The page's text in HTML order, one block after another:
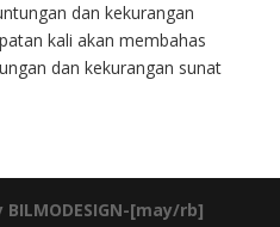
dan kekurangan
kali akan membahas
dan kekurangan sunat
[may/rb]